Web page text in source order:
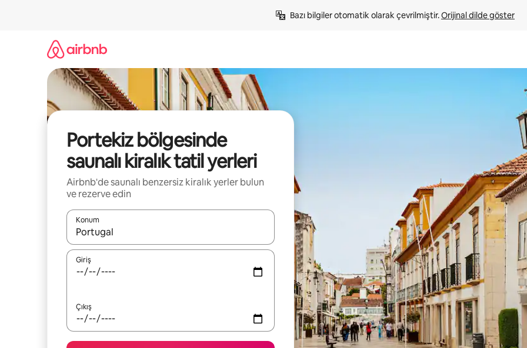
Bazı bilgiler otomatik olarak çevrilmiştir. Orijinal dilde göster
Portekiz bölgesinde
saunalı kiralık tatil yerleri
Airbnb'de saunalı benzersiz kiralık yerler bulun
ve rezerve edin
Konum
Sonuçlar kullanılabilir olduğunda yukarı ve aşağı oklarıyla gezinin veya dokunarak ya da kaydırma hareketleriyle keşfedin.
Giriş
Çıkış